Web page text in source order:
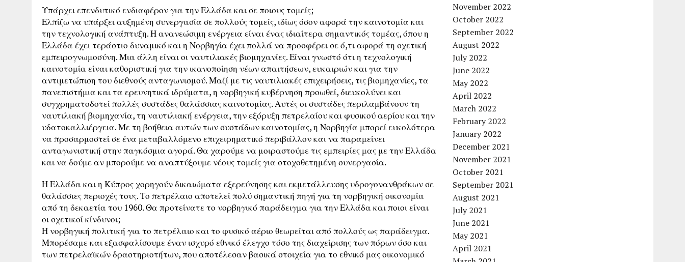
Υπάρχει επενδυτικό ενδιαφέρον για την Ελλάδα και σε ποιους τομείς;
Ελπίζω να υπάρξει αυξημένη συνεργασία σε πολλούς τομείς, ιδίως όσον αφορά την καινοτομία και
την τεχνολογική ανάπτυξη. Η ανανεώσιμη ενέργεια είναι ένας ιδιαίτερα σημαντικός τομέας, όπου η
Ελλάδα έχει τεράστιο δυναμικό και η Νορβηγία έχει πολλά να προσφέρει σε ό,τι αφορά τη σχετική
εμπειρογνωμοσύνη. Μια άλλη είναι οι ναυτιλιακές βιομηχανίες. Είναι γνωστό ότι η τεχνολογική
καινοτομία είναι καθοριστική για την ικανοποίηση νέων απαιτήσεων, ευκαιριών και για την
αντιμετώπιση του διεθνούς ανταγωνισμού. Μαζί με τις ναυτιλιακές επιχειρήσεις, τις βιομηχανίες, τα
πανεπιστήμια και τα ερευνητικά ιδρύματα, η νορβηγική κυβέρνηση προωθεί, διευκολύνει και
συγχρηματοδοτεί πολλές συστάδες θαλάσσιας καινοτομίας. Αυτές οι συστάδες περιλαμβάνουν τη
ναυτιλιακή βιομηχανία, τη ναυτιλιακή ενέργεια, την εξόρυξη πετρελαίου και φυσικού αερίου και την
υδατοκαλλιέργεια. Με τη βοήθεια αυτών των συστάδων καινοτομίας, η Νορβηγία μπορεί ευκολότερα
να προσαρμοστεί σε ένα μεταβαλλόμενο επιχειρηματικό περιβάλλον και να παραμείνει
ανταγωνιστική στην παγκόσμια αγορά. Θα χαρούμε να μοιραστούμε τις εμπειρίες μας με την Ελλάδα
και να δούμε αν μπορούμε να αναπτύξουμε νέους τομείς για στοχοθετημένη συνεργασία.
Η Ελλάδα και η Κύπρος χορηγούν δικαιώματα εξερεύνησης και εκμετάλλευσης υδρογονανθράκων σε
θαλάσσιες περιοχές τους. Το πετρέλαιο αποτελεί πολύ σημαντική πηγή για τη νορβηγική οικονομία
από τη δεκαετία του 1960. Θα προτείνατε το νορβηγικό παράδειγμα για την Ελλάδα και ποιοι είναι
οι σχετικοί κίνδυνοι;
Η νορβηγική πολιτική για το πετρέλαιο και το φυσικό αέριο θεωρείται από πολλούς ως παράδειγμα.
Μπορέσαμε και εξασφαλίσουμε έναν ισχυρό εθνικό έλεγχο τόσο της διαχείρισης των πόρων όσο και
των πετρελαϊκών δραστηριοτήτων, που αποτέλεσαν βασικά στοιχεία για το εθνικό μας οικονομικό
November 2022
October 2022
September 2022
August 2022
July 2022
June 2022
May 2022
April 2022
March 2022
February 2022
January 2022
December 2021
November 2021
October 2021
September 2021
August 2021
July 2021
June 2021
May 2021
April 2021